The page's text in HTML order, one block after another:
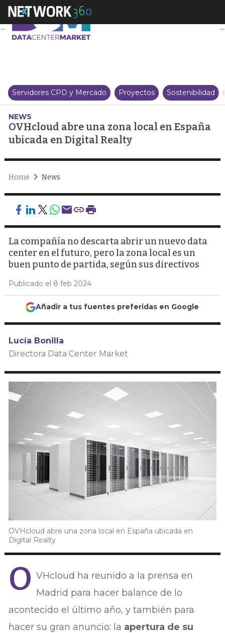
OVHcloud abre una zona local
Servidores CPD y Mercado Proyectos Sostenibilidad
NEWS
OVHcloud abre una zona local en España
ubicada en Digital Realty
Home News
La compañía no descarta abrir un nuevo data
center en el futuro, pero la zona local es un
buen punto de partida, según sus directivos
Publicado el 8 feb 2024
Añadir a tus fuentes preferidas en Google
Lucía Bonilla
Directora Data Center Market
OVHcloud abre una zona local en España ubicada en
Digital Realty
O VHcloud ha reunido a la prensa en
Madrid para hacer balance de lo
acontecido el último año, y también para
hacer su gran anuncio: la apertura de su